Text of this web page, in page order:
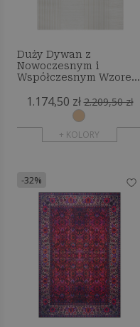
Duży Dywan z
Nowoczesnym i
Współczesnym Wzorem
Serta
1.174,50 zł 2.209,50 zł
+ KOLORY
-32%